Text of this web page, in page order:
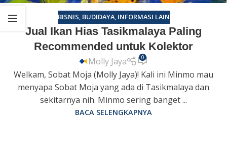
BISNIS, BUDIDAYA, INFORMASI LAIN
Jual Ikan Hias Tasikmalaya Paling
Recommended untuk Kolektor
Molly Jaya 0
Welkam, Sobat Moja (Molly Jaya)! Kali ini Minmo mau
menyapa Sobat Moja yang ada di Tasikmalaya dan
sekitarnya nih. Minmo sering banget ...
BACA SELENGKAPNYA